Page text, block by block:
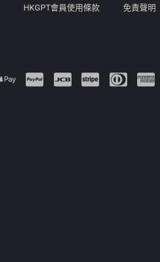
HKGPT會員使用條款 免責聲明